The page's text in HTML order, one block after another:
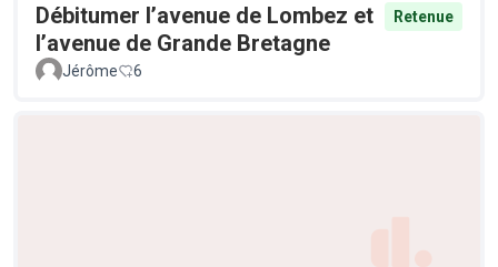
Débitumer l’avenue de Lombez et
l’avenue de Grande Bretagne
Retenue
Jérôme 6